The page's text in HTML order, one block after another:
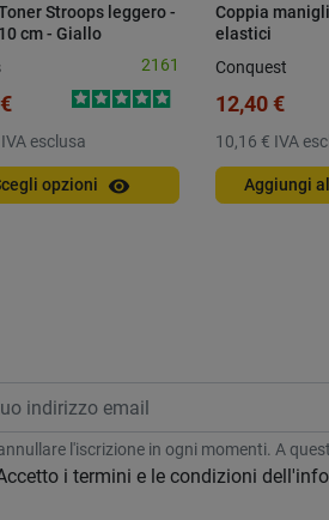
Stroops leggero -
cm - Giallo
2161
IVA esclusa
opzioni visibility
Coppia
elastici
Conquest
12,40 €
10,16 € IVA
Aggiungi
l'iscrizione in ogni momenti. A
i termini e le condizioni